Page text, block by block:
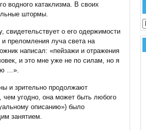
водного катаклизма. В своих
штормы.
о его одержимости
преломления луча света на
написал: «пейзажи и отражения
и это мне уже не по силам, но я
…».
и зрительно продолжают
чем угодно, она может быть любого
описанию») было
занятием.